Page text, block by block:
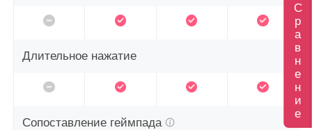
Длительное нажатие
Сопоставление геймпада
С
р
а
в
н
е
н
и
е